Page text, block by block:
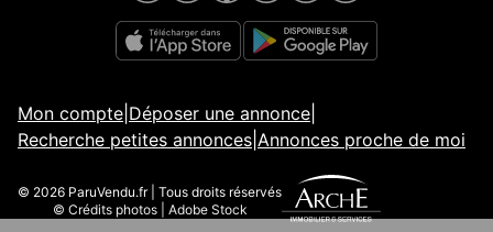
Mon compte Déposer une annonce
Recherche petites annonces Annonces proche de moi
© 2026 ParuVendu.fr | Tous droits réservés
© Crédits photos | Adobe Stock